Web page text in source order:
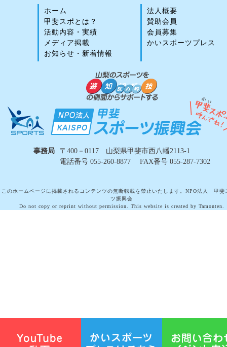
法人概要
賛助会員
会員募集
かいスポーツプレス
ホーム
甲斐スポとは？
活動内容・実績
メディア掲載
お知らせ・新着情報
事務局
〒400－0117 山梨県甲斐市西八幡2113-1
電話番号 055-260-8877 FAX番号 055-287-7302
このホームページに掲載されるコンテンツの無断転載を禁止いたします。NPO法人 甲斐
ツ振興会
Do not copy or reprint without permission. This website is created by Tamonten.